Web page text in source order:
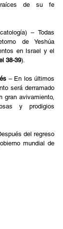
de su fe
– Todas
de Yeshúa
en Israel y el
38-39).
– En los últimos
será derramado
gran avivamiento,
y prodigios
del regreso
mundial de